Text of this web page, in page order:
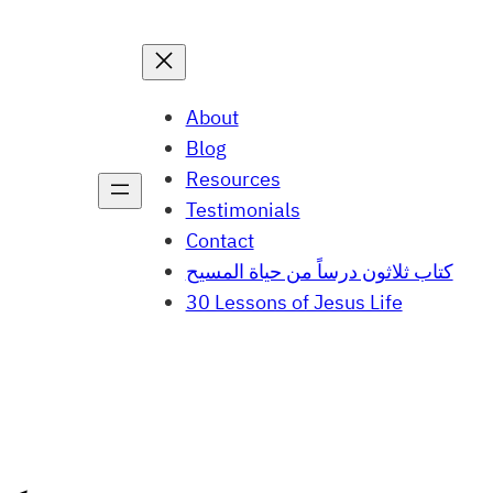
About
Blog
Resources
Testimonials
Contact
كتاب ثلاثون درساً من حياة المسيح
30 Lessons of Jesus Life